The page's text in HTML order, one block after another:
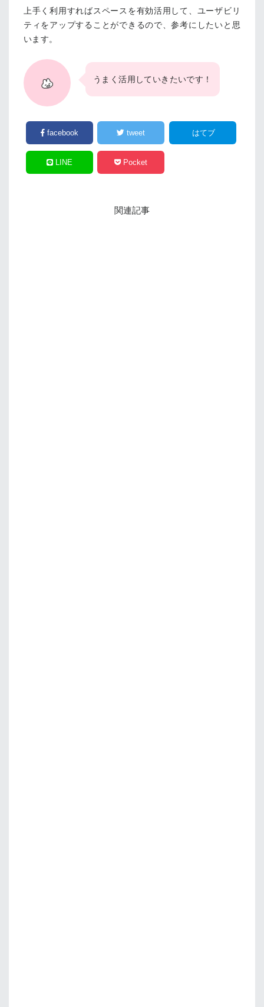
上手く利用すればスペースを有効活用して、ユーザビリ
ティをアップすることができるので、参考にしたいと思
います。
うまく活用していきたいです！
facebook tweet はてブ
LINE Pocket
関連記事